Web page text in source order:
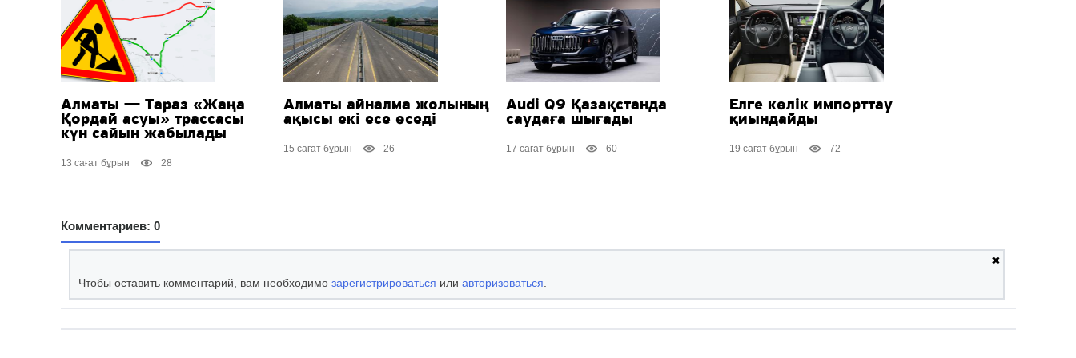
Алматы — Тараз «Жаңа
Қордай асуы» трассасы
күн сайын жабылады
13 сағат бұрын 28
Алматы айналма жолының
ақысы екі есе өседі
15 сағат бұрын 26
Audi Q9 Қазақстанда
саудаға шығады
17 сағат бұрын 60
Елге көлік импорттау
қиындайды
19 сағат бұрын 72
Комментариев: 0
✖
Чтобы оставить комментарий, вам необходимо зарегистрироваться или авторизоваться.